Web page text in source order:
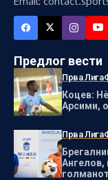
Предлог вести
Прва Лига
Коцев:
Арсими,
Прва Лига
Ангелов,